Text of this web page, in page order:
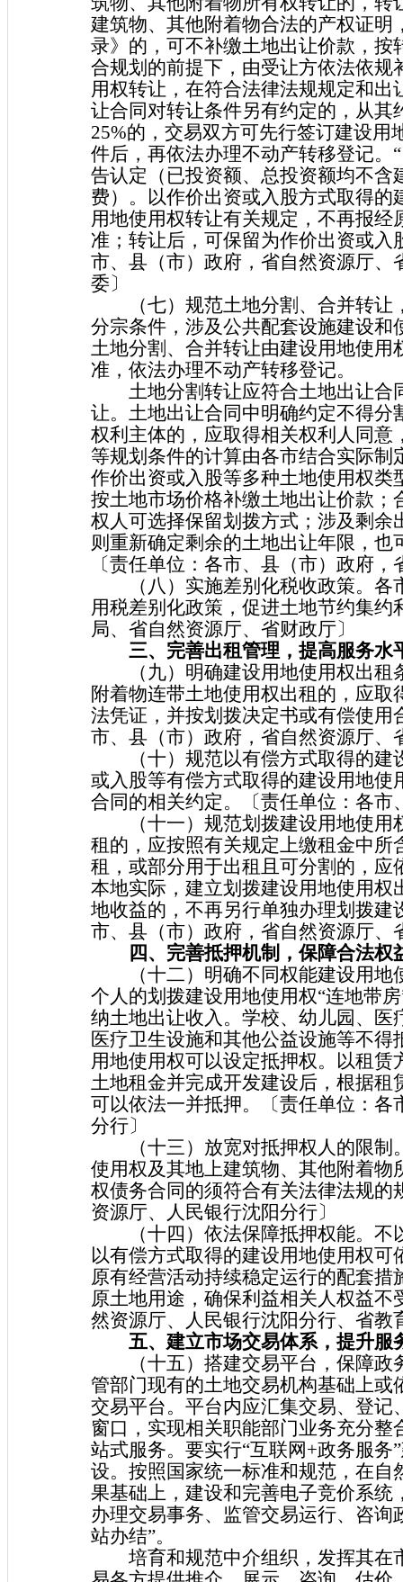
建筑物、其他附着物合法的产权证
录》的，可不补缴土地出让价款，
合规划的前提下，由受让方依法依
用权转让，在符合法律法规规定和
让合同对转让条件另有约定的，从
25%的，交易双方可先行签订建设
件后，再依法办理不动产转移登记。
告认定（已投资额、总投资额均不
费）。以作价出资或入股方式取得
用地使用权转让有关规定，不再报
准；转让后，可保留为作价出资或
市、县（市）政府，省自然资源厅
委〕
（七）规范土地分割、合并转让
分宗条件，涉及公共配套设施建设
土地分割、合并转让由建设用地使
准，依法办理不动产转移登记。
土地分割转让应符合土地出让合
让。土地出让合同中明确约定不得
权利主体的，应取得相关权利人同
等规划条件的计算由各市结合实际
作价出资或入股等多种土地使用权
按土地市场价格补缴土地出让价款
权人可选择保留划拨方式；涉及剩
则重新确定剩余的土地出让年限，
〔责任单位：各市、县（市）政府
（八）实施差别化税收政策。各
用税差别化政策，促进土地节约集
局、省自然资源厅、省财政厅〕
三、完善出租管理，提高服务水
（九）明确建设用地使用权出租
附着物连带土地使用权出租的，应
法凭证，并按划拨决定书或有偿使
市、县（市）政府，省自然资源厅、
（十）规范以有偿方式取得的建
或入股等有偿方式取得的建设用地
合同的相关约定。〔责任单位：各
（十一）规范划拨建设用地使用
租的，应按照有关规定上缴租金中
租，或部分用于出租且可分割的，
本地实际，建立划拨建设用地使用
地收益的，不再另行单独办理划拨
市、县（市）政府，省自然资源厅、
四、完善抵押机制，保障合法权
（十二）明确不同权能建设用地
个人的划拨建设用地使用权“连地带
纳土地出让收入。学校、幼儿园、
医疗卫生设施和其他公益设施等不
用地使用权可以设定抵押权。以租
土地租金并完成开发建设后，根据
可以依法一并抵押。〔责任单位：
分行〕
（十三）放宽对抵押权人的限制
使用权及其地上建筑物、其他附着
权债务合同的须符合有关法律法规
资源厅、人民银行沈阳分行〕
（十四）依法保障抵押权能。不
以有偿方式取得的建设用地使用权
原有经营活动持续稳定运行的配套
原土地用途，确保利益相关人权益
然资源厅、人民银行沈阳分行、省
五、建立市场交易体系，提升服
（十五）搭建交易平台，保障政
管部门现有的土地交易机构基础上
交易平台。平台内应汇集交易、登
窗口，实现相关职能部门业务充分
站式服务。要实行“互联网+政务服
设。按照国家统一标准和规范，在
果基础上，建设和完善电子竞价系
办理交易事务、监管交易运行、咨
站办结”。
培育和规范中介组织，发挥其在